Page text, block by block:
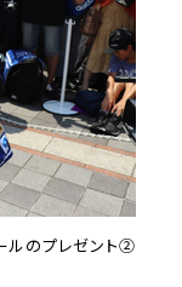
のプレゼント②